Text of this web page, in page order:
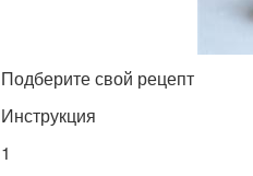
Подберите свой рецепт
Инструкция
1